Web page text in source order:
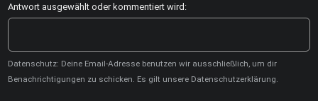
Antwort ausgewählt oder kommentiert wird:
Datenschutz: Deine Email-Adresse benutzen wir ausschließlich, um dir
Benachrichtigungen zu schicken. Es gilt unsere Datenschutzerklärung.